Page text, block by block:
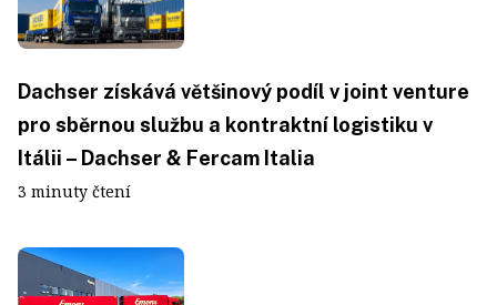
Dachser získává většinový podíl v joint venture
pro sběrnou službu a kontraktní logistiku v
Itálii – Dachser & Fercam Italia
3 minuty čtení